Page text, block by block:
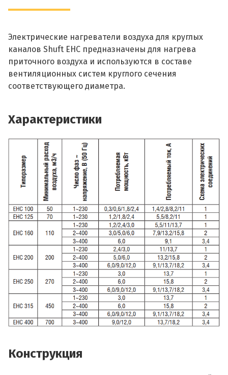
Электрические нагреватели воздуха для круглых
каналов Shuft EHC предназначены для нагрева
приточного воздуха и используются в составе
вентиляционных систем круглого сечения
соответствующего диаметра.
Характеристики
Конструкция